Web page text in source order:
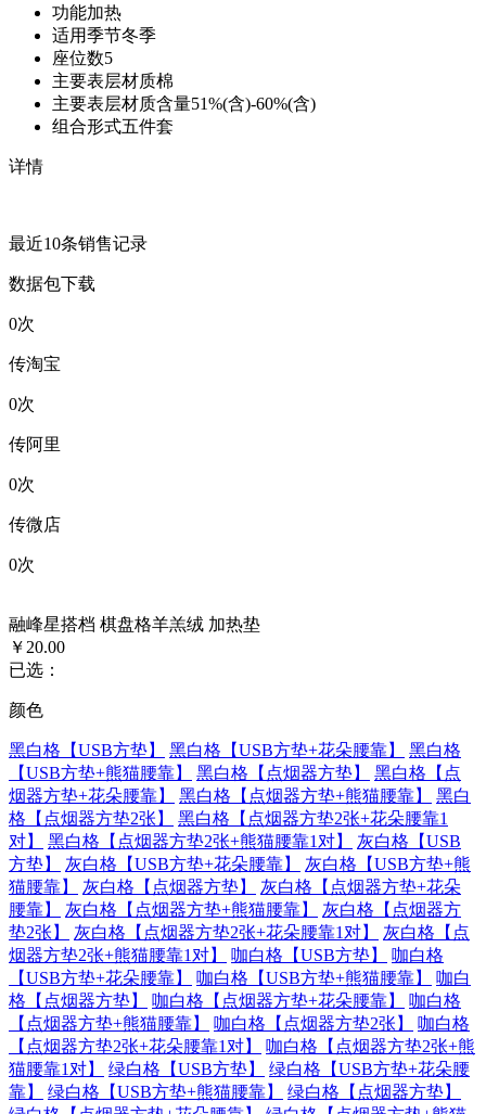
功能加热
适用季节冬季
座位数5
主要表层材质棉
主要表层材质含量51%(含)-60%(含)
组合形式五件套
详情
最近10条销售记录
数据包下载
0次
传淘宝
0次
传阿里
0次
传微店
0次
融峰星搭档 棋盘格羊羔绒 加热垫
￥20.00
已选：
颜色
黑白格【USB方垫】 黑白格【USB方垫+花朵腰靠】
黑白格
【USB方垫+熊猫腰靠】
黑白格【点烟器方垫】
黑白格【点
烟器方垫+花朵腰靠】
黑白格【点烟器方垫+熊猫腰靠】
黑白
格【点烟器方垫2张】
黑白格【点烟器方垫2张+花朵腰靠1
对】
黑白格【点烟器方垫2张+熊猫腰靠1对】
灰白格【USB
方垫】
灰白格【USB方垫+花朵腰靠】
灰白格【USB方垫+熊
猫腰靠】
灰白格【点烟器方垫】
灰白格【点烟器方垫+花朵
腰靠】
灰白格【点烟器方垫+熊猫腰靠】
灰白格【点烟器方
垫2张】
灰白格【点烟器方垫2张+花朵腰靠1对】
灰白格【点
烟器方垫2张+熊猫腰靠1对】
咖白格【USB方垫】
咖白格
【USB方垫+花朵腰靠】
咖白格【USB方垫+熊猫腰靠】
咖白
格【点烟器方垫】
咖白格【点烟器方垫+花朵腰靠】
咖白格
【点烟器方垫+熊猫腰靠】
咖白格【点烟器方垫2张】
咖白格
【点烟器方垫2张+花朵腰靠1对】
咖白格【点烟器方垫2张+熊
猫腰靠1对】
绿白格【USB方垫】
绿白格【USB方垫+花朵腰
靠】
绿白格【USB方垫+熊猫腰靠】
绿白格【点烟器方垫】